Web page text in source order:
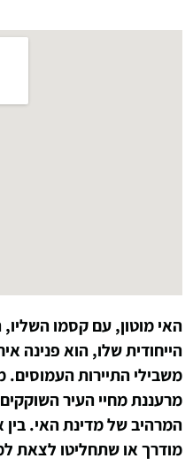
האי מוטון, עם קסמו השליו,
הייחודית שלו, הוא פנינה
משבילי התיירות
מרעננת מחיי העיר
המרהיב של מדינת האי. בין
מודרך או שתחליטו לצאת